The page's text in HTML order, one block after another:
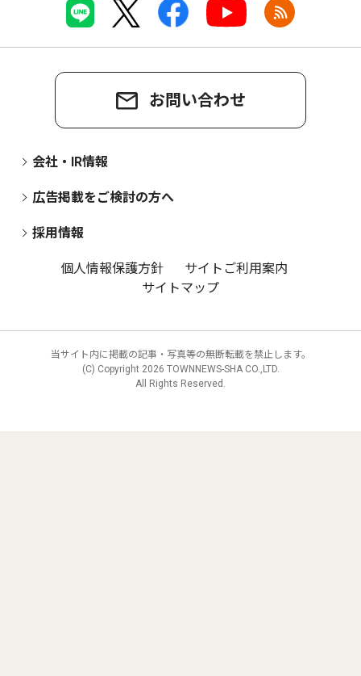
お問い合わせ
会社・IR情報
広告掲載をご検討の方へ
採用情報
個人情報保護方針
サイトご利用案内
サイトマップ
当サイト内に掲載の記事・写真等の無断転載を禁止します。
(C) Copyright 2026 TOWNNEWS-SHA CO.,LTD.
All Rights Reserved.